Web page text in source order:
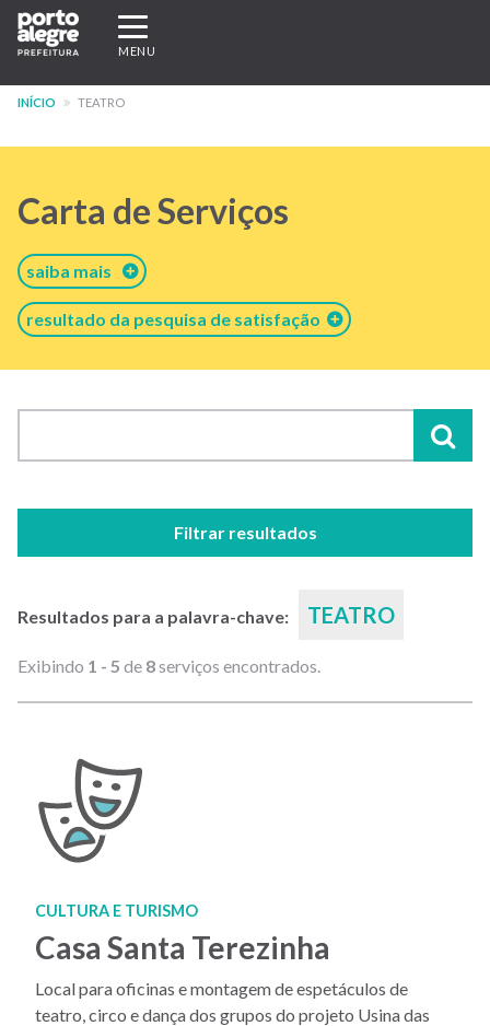
Pular
para
conteúdo
Expandir/recolher
navegação
MENU
INÍCIO TEATRO
Carta de Serviços
saiba mais
resultado da pesquisa de satisfação
Filtrar resultados
Resultados para a palavra-chave: TEATRO
Exibindo 1 - 5 de 8serviços encontrados.
CULTURA E TURISMO
Casa Santa Terezinha
Local para oficinas e montagem de espetáculos de
teatro, circo e dança dos grupos do projeto Usina das